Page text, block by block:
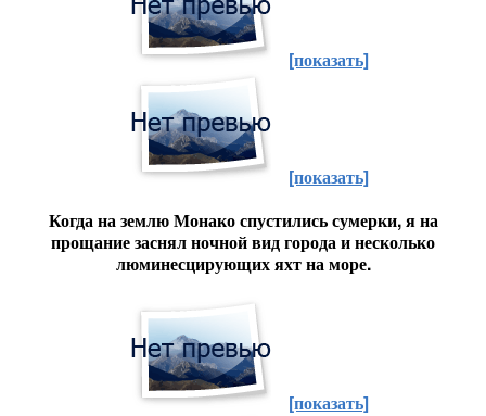
[показать]
[показать]
Когда на землю Монако спустились сумерки, я на
прощание заснял ночной вид города и несколько
люминесцирующих яхт на море.
[показать]